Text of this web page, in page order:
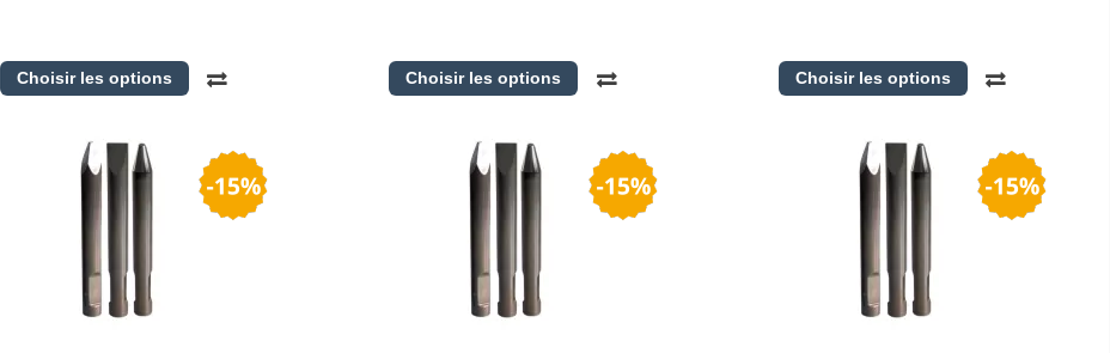
Choisir les options Choisir les options Choisir les options